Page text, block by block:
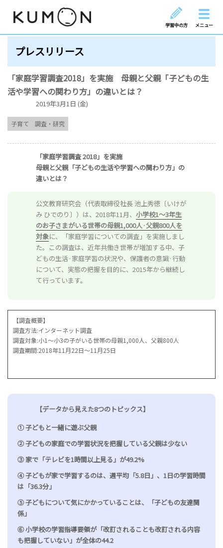
学習中の方 メニュー
プレスリリース
「家庭学習調査2018」を実施 母親と父親「子どもの生
活や学習への関わり方」の違いとは？
2019年3月1日 (金)
子育て 調査・研究
「家庭学習調査 2018」を実施
母親と父親「子どもの生活や学習への関わり方」の
違いとは？
公文教育研究会（代表取締役社長 池上秀徳〔いけが
み ひでのり〕）は、2018年11月、 小学校1～3年生
のお子さまがいる世帯の母親1,000人·父親800人を
対象に、「家庭学習についての調査」を実施しまし
た。この調査は、近年共働き世帯が増加する中、子
どもの生活·家庭学習の状況や、保護者の意識·行動
について、実態の把握を目的に、2015年から継続し
て行っています。
【調査概要】
調査方法:インターネット調査
調査対象:小1～小3の子がいる世帯の母親1,000人、父親800人
調査期間:2018年11月22日～11月25日
【データから見えた8つのトピックス】
① 子どもと一緒に遊ぶ父親
② 子どもの家庭での学習状況を把握している父親は少ない
③ 家で「テレビを1時間以上見る」が49.2%
④ 子どもが家で学習するのは、週平均「5.8日」、1日の学習時間
は「36.3分」
⑤ 子どもについて気にかかっていることは、「子どもの友達関
係」
⑥ 小学校の学習指導要領が「改訂されることも改訂される内容
も把握していない」が全体の44.2